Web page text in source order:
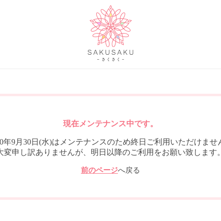
現在メンテナンス中です。
年9月30日(水)はメンテナンスのため終日ご利用いただけませ
変申し訳ありませんが、明日以降のご利用をお願い致します
前のページへ戻る